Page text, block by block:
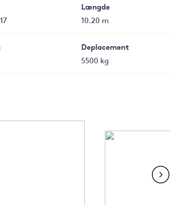
Længde
10.20 m
Deplacement
5500 kg